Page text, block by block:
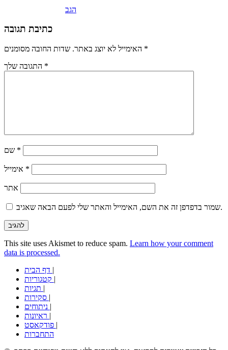
הגב
כתיבת תגובה
האימייל לא יוצג באתר. *
*
*
*
אתר
שמור בדפדפן זה את השם, האימייל והאתר שלי לפעם הבאה שאגיב.
This site uses Akismet to reduce spam. Learn how your comment
data is processed.
|
|
|
|
|
|
|
התחברות